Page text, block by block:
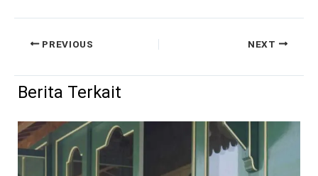
PREVIOUS NEXT
Berita Terkait